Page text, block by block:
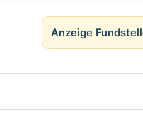
Anzeige #